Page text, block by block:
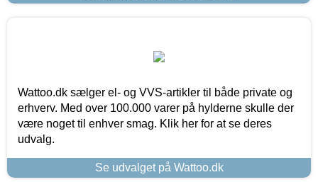
Wattoo.dk sælger el- og VVS-artikler til både private og
erhverv. Med over 100.000 varer på hylderne skulle der
være noget til enhver smag. Klik her for at se deres
udvalg.
Se udvalget på Wattoo.dk